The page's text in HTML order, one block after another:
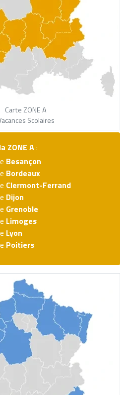
Carte ZONE A
Scolaires
ZONE A:
Besançon
Bordeaux
Clermont-Ferrand
Dijon
Grenoble
Limoges
Lyon
Poitiers